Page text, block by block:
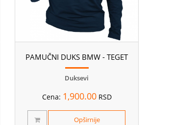
PAMUČNI DUKS BMW - TEGET
Duksevi
Cena: 1,900.00RSD
Opširnije